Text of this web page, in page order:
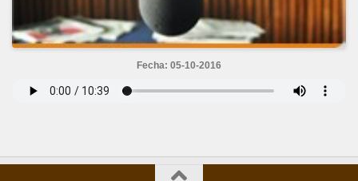
Fecha: 05-10-2016